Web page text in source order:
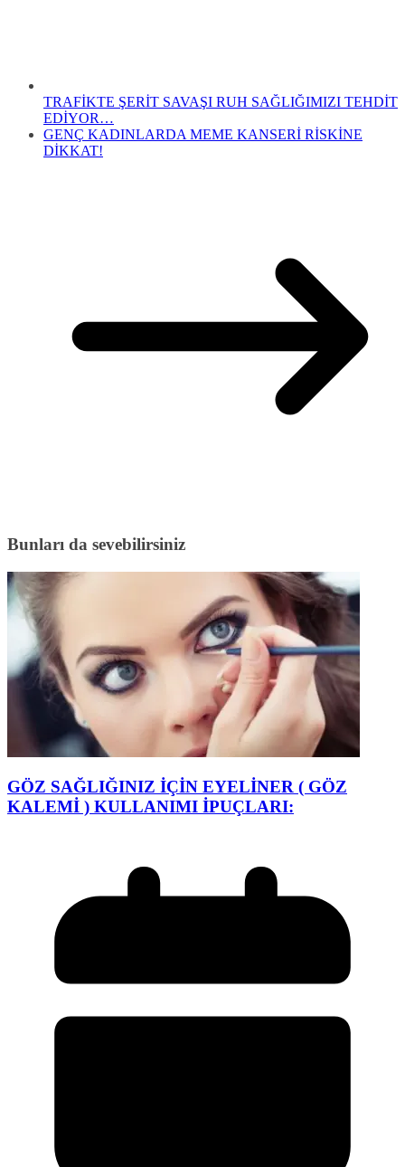
TRAFİKTE ŞERİT SAVAŞI RUH SAĞLIĞIMIZI TEHDİT
EDİYOR…
GENÇ KADINLARDA MEME KANSERİ RİSKİNE
DİKKAT!
Bunları da sevebilirsiniz
GÖZ SAĞLIĞINIZ İÇİN EYELİNER ( GÖZ
KALEMİ ) KULLANIMI İPUÇLARI: